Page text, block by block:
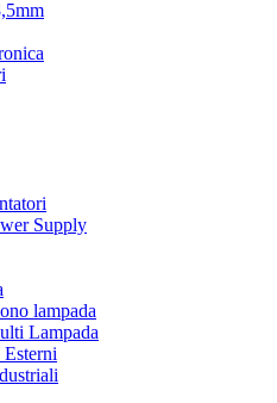
Supply
lampada
Lampada